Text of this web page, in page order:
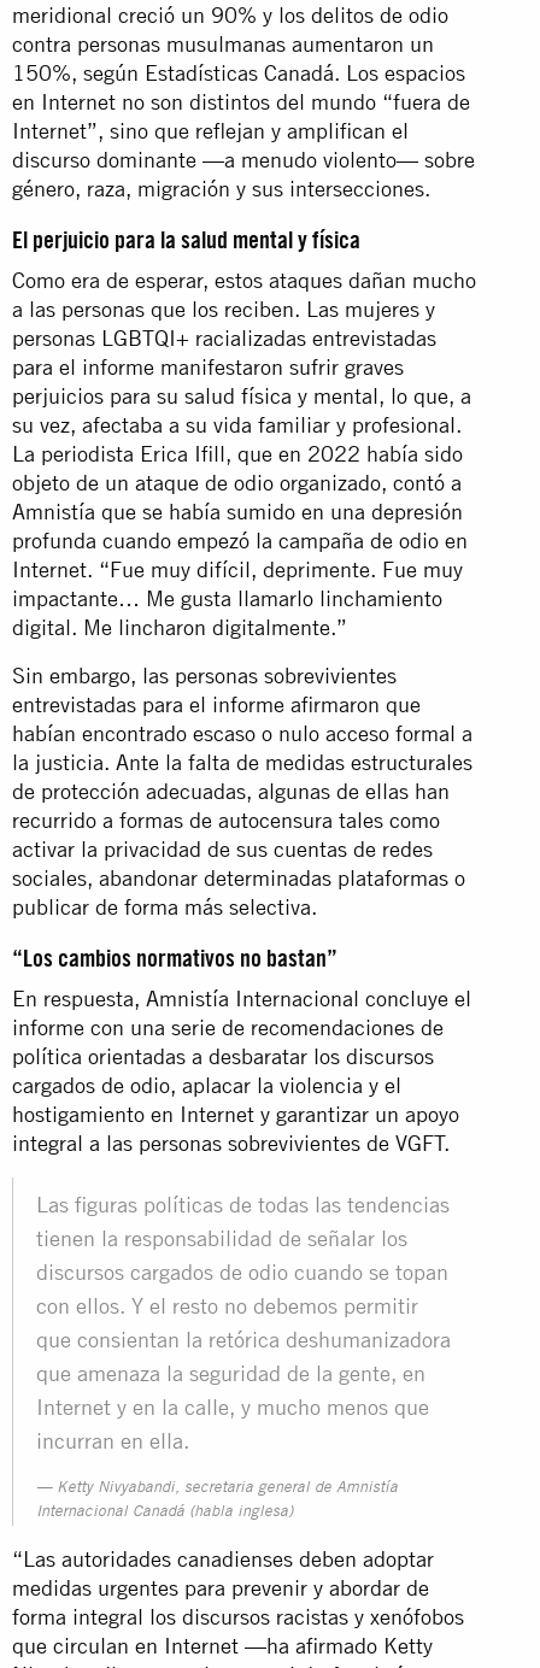
meridional creció un 90% y los delitos de odio
contra personas musulmanas aumentaron un
150%, según Estadísticas Canadá. Los espacios
en Internet no son distintos del mundo “fuera de
Internet”, sino que reflejan y amplifican el
discurso dominante —a menudo violento— sobre
género, raza, migración y sus intersecciones.
El perjuicio para la salud mental y física
Como era de esperar, estos ataques dañan mucho
a las personas que los reciben. Las mujeres y
personas LGBTQI+ racializadas entrevistadas
para el informe manifestaron sufrir graves
perjuicios para su salud física y mental, lo que, a
su vez, afectaba a su vida familiar y profesional.
La periodista Erica Ifill, que en 2022 había sido
objeto de un ataque de odio organizado, contó a
Amnistía que se había sumido en una depresión
profunda cuando empezó la campaña de odio en
Internet. “Fue muy difícil, deprimente. Fue muy
impactante… Me gusta llamarlo linchamiento
digital. Me lincharon digitalmente.”
Sin embargo, las personas sobrevivientes
entrevistadas para el informe afirmaron que
habían encontrado escaso o nulo acceso formal a
la justicia. Ante la falta de medidas estructurales
de protección adecuadas, algunas de ellas han
recurrido a formas de autocensura tales como
activar la privacidad de sus cuentas de redes
sociales, abandonar determinadas plataformas o
publicar de forma más selectiva.
“Los cambios normativos no bastan”
En respuesta, Amnistía Internacional concluye el
informe con una serie de recomendaciones de
política orientadas a desbaratar los discursos
cargados de odio, aplacar la violencia y el
hostigamiento en Internet y garantizar un apoyo
integral a las personas sobrevivientes de VGFT.
Las figuras políticas de todas las tendencias
tienen la responsabilidad de señalar los
discursos cargados de odio cuando se topan
con ellos. Y el resto no debemos permitir
que consientan la retórica deshumanizadora
que amenaza la seguridad de la gente, en
Internet y en la calle, y mucho menos que
incurran en ella.
Ketty Nivyabandi, secretaria general de Amnistía
Internacional Canadá (habla inglesa)
“Las autoridades canadienses deben adoptar
medidas urgentes para prevenir y abordar de
forma integral los discursos racistas y xenófobos
que circulan en Internet —ha afirmado Ketty